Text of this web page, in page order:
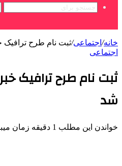
خانه/ اجتماعی/ثبت نام طرح ترافیک
اجتماعی
ثبت نام طرح ترافیک
شد
خواندن این مطلب 1 دقیقه زمان میبرد